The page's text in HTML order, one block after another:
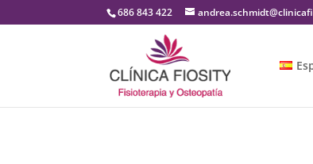
686 843 422